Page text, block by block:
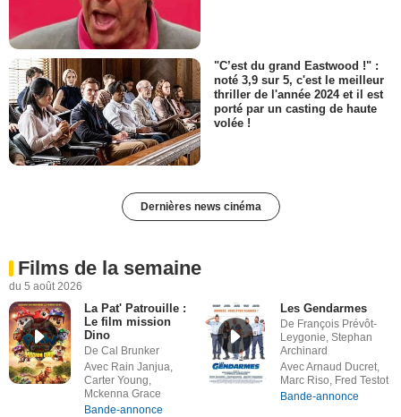
"C’est du grand Eastwood !" :
noté 3,9 sur 5, c'est le meilleur
thriller de l'année 2024 et il est
porté par un casting de haute
volée !
Dernières news cinéma
Films de la semaine
du 5 août 2026
La Pat' Patrouille :
Le film mission
Dino
De Cal Brunker
Avec Rain Janjua,
Carter Young,
Mckenna Grace
Bande-annonce
Les Gendarmes
De François Prévôt-
Leygonie, Stephan
Archinard
Avec Arnaud Ducret,
Marc Riso, Fred Testot
Bande-annonce